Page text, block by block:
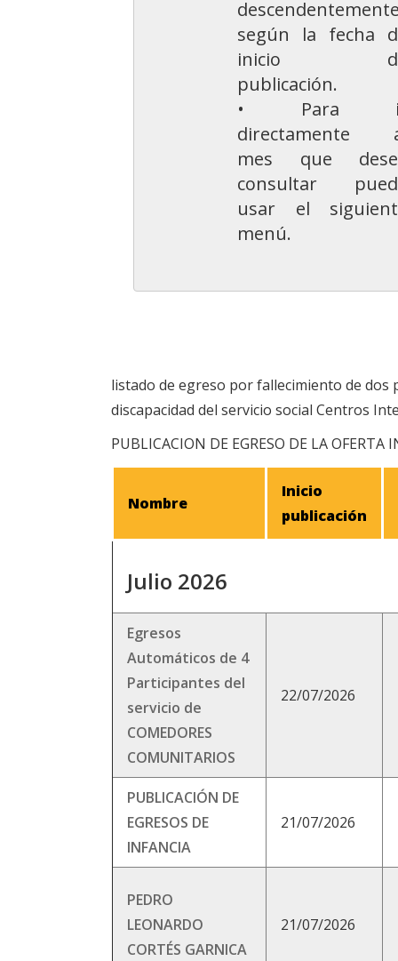
según la fecha
inicio
publicación.
• Para
directamente
mes que
consultar
usar el
menú.
listado de egreso por fallecimiento de dos
discapacidad del servicio social Centros
PUBLICACION DE EGRESO DE LA OFERTA
Nombre
Inicio
publicación
Julio 2026
Egresos
Automáticos de 4
Participantes del
servicio de
COMEDORES
COMUNITARIOS
22/07/2026
PUBLICACIÓN DE
EGRESOS DE
INFANCIA
21/07/2026
PEDRO
LEONARDO
CORTÉS GARNICA
21/07/2026